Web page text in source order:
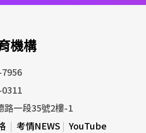
機構
路一段35號2樓-1
| 考情NEWS | YouTube